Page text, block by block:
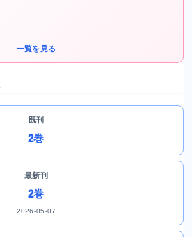
一覧を見る
既刊
2巻
最新刊
2巻
2026-05-07